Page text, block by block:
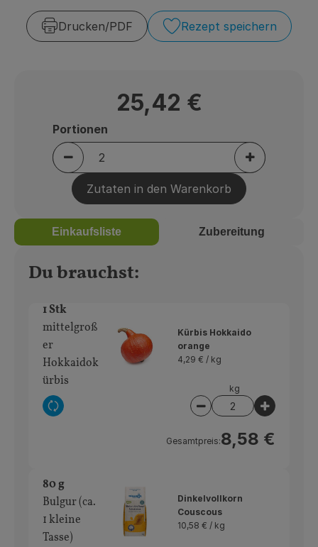
Community
Drucken​/​PDF Rezept speichern
25,42 €
Portionen verringern (aktuell 2 Portionen
Portionen
Portionen
Zutaten in den Warenkorb
Einkaufsliste Zubereitung
Du brauchst:
1 Stk
mittelgroß
er
Hokkaidok
ürbis
Auswahl ändern
Kürbis Hokkaido
orange
4,29 € / kg
kg
Artikelanzahl
Gesamtpreis:8,58 €
80 g
Bulgur (ca.
1 kleine
Tasse)
Dinkelvollkorn
Couscous
10,58 € / kg